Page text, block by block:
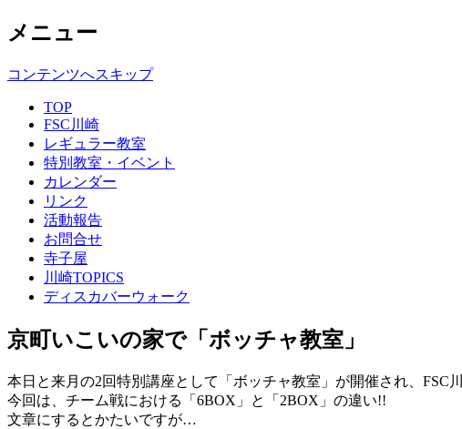
メニュー
コンテンツへスキップ
TOP
FSC川崎
レギュラー教室
特別教室・イベント
カレンダー
リンク
活動報告
お問合せ
寺子屋
川崎TOPICS
ディスカバーウォーク
京町いこいの家で「ボッチャ教室」
本日と来月の2回特別講座として「ボッチャ教室」が開催され、FSC
今回は、チーム戦における「6BOX」と「2BOX」の違い!!
文章にするとかたいですが…